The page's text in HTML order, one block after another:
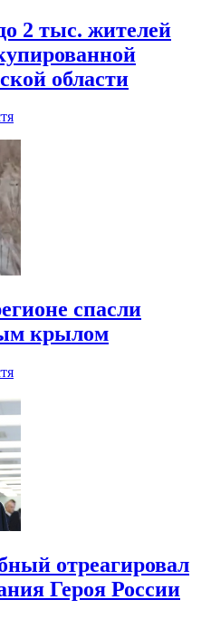
2 тыс. жителей
области
спасли
крылом
отреагировал
Героя России